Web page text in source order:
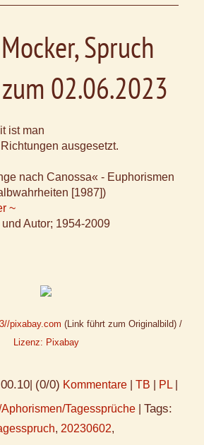
Spruch
02.06.2023
ist man
ausgesetzt.
nach Canossa« - Euphorismen
[1987])
~
Autor; 1954-2009
pixabay.com (Link führt zum Originalbild) /
Lizenz: Pixabay
(0/0) Kommentare TB PL
Tagessprüche Tags:
, 20230602,